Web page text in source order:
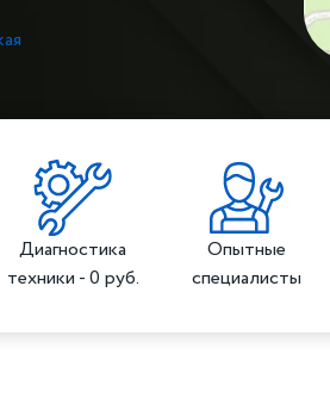
Диагностика
техники - 0 руб.
Опытные
специалисты